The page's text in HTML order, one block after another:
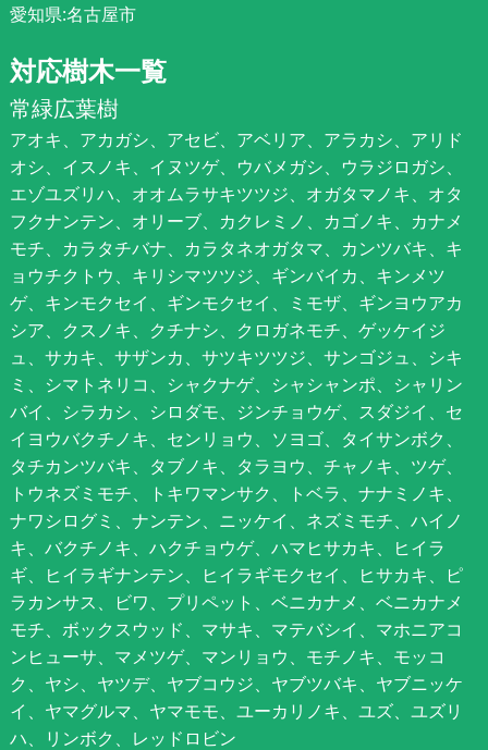
愛知県:名古屋市
対応樹木一覧
常緑広葉樹
アオキ、アカガシ、アセビ、アベリア、アラカシ、アリド
オシ、イスノキ、イヌツゲ、ウバメガシ、ウラジロガシ、
エゾユズリハ、オオムラサキツツジ、オガタマノキ、オタ
フクナンテン、オリーブ、カクレミノ、カゴノキ、カナメ
モチ、カラタチバナ、カラタネオガタマ、カンツバキ、キ
ョウチクトウ、キリシマツツジ、ギンバイカ、キンメツ
ゲ、キンモクセイ、ギンモクセイ、ミモザ、ギンヨウアカ
シア、クスノキ、クチナシ、クロガネモチ、ゲッケイジ
ュ、サカキ、サザンカ、サツキツツジ、サンゴジュ、シキ
ミ、シマトネリコ、シャクナゲ、シャシャンポ、シャリン
バイ、シラカシ、シロダモ、ジンチョウゲ、スダジイ、セ
イヨウバクチノキ、センリョウ、ソヨゴ、タイサンボク、
タチカンツバキ、タブノキ、タラヨウ、チャノキ、ツゲ、
トウネズミモチ、トキワマンサク、トベラ、ナナミノキ、
ナワシログミ、ナンテン、ニッケイ、ネズミモチ、ハイノ
キ、バクチノキ、ハクチョウゲ、ハマヒサカキ、ヒイラ
ギ、ヒイラギナンテン、ヒイラギモクセイ、ヒサカキ、ピ
ラカンサス、ビワ、プリペット、ベニカナメ、ベニカナメ
モチ、ボックスウッド、マサキ、マテバシイ、マホニアコ
ンヒューサ、マメツゲ、マンリョウ、モチノキ、モッコ
ク、ヤシ、ヤツデ、ヤブコウジ、ヤブツバキ、ヤブニッケ
イ、ヤマグルマ、ヤマモモ、ユーカリノキ、ユズ、ユズリ
ハ、リンボク、レッドロビン